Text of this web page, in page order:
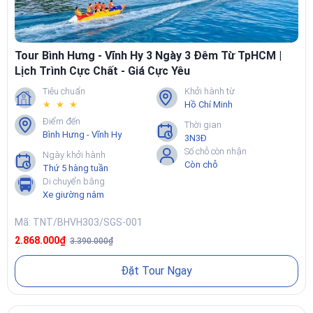
Thưởng thức hải sản tươi sống tại cả hai đảo.
Check-in cầu gỗ Bình Hưng, hải đăng Hòn Chút và Bãi Nồm Bình
Ba.
Nghỉ dưỡng, chụp ảnh, tận hưởng không gian biển đảo thanh
bình.
➡️ Tour Bình Ba Bình Hưng 2 ngày 2 đêm từ TpHCM - Đi xe giường
nằm
Tour Bình Hưng - Vĩnh Hy 3 Ngày 3 Đêm Từ TpHCM |
Lịch Trình Cực Chất - Giá Cực Yêu
Tiêu chuẩn
★ ★ ★
Khởi hành từ
Hồ Chí Minh
Điểm đến
Bình Hưng - Vĩnh Hy
Thời gian
3N3Đ
Ngày khởi hành
Thứ 5 hàng tuần
Số chỗ còn nhận
Còn chỗ
Di chuyển bằng
Xe giường nằm
Mã: TNT/BHVH303/SGS-001
2.868.000₫ 3.390.000₫
Đặt Tour Ngay